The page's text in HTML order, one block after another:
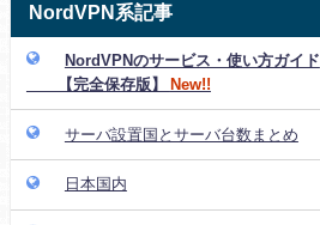
NordVPN系記事
NordVPNのサービス・使い方ガイド
【完全保存版】
New!!
サーバ設置国とサーバ台数まとめ
日本国内